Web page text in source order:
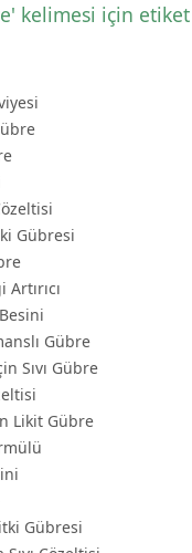
kelimesi için
Gübresi
Gübre
Sıvı Gübre
Likit Gübre
Gübresi